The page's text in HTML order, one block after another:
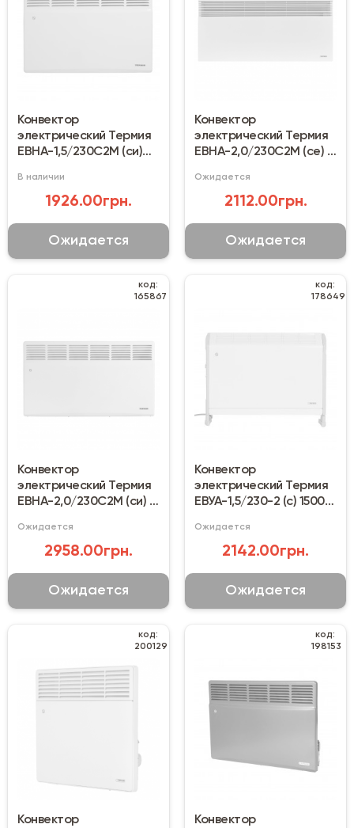
Конвектор
электрический Термия
ЕВНА-1,5/230С2М (си)
В наличии
1926.00грн.
Ожидается
Конвектор
электрический Термия
ЕВНА-2,0/230С2М (се) 2
Ожидается
2112.00грн.
Ожидается
код:
165867
Конвектор
электрический Термия
ЕВНА-2,0/230С2М (си) 2
Ожидается
2958.00грн.
Ожидается
код:
178649
Конвектор
электрический Термия
ЕВУА-1,5/230-2 (с) 1500
Ожидается
2142.00грн.
Ожидается
код:
200129
Конвектор
код:
198153
Конвектор